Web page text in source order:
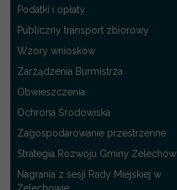
Podatki i opłaty
Publiczny transport zbiorowy
Wzory wniosków
Zarządzenia Burmistrza
Obwieszczenia
Ochrona Środowiska
Zagospodarowanie przestrzenne
Strategia Rozwoju Gminy Żelechów
Nagrania z sesji Rady Miejskiej w
Żelechowie